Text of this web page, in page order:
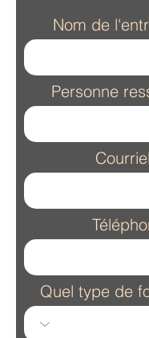
Nom de
Personne
Courriel
Quel type de